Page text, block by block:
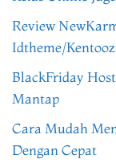
Review
Idtheme/Kentooz
BlackFriday
Mantap
Cara Mudah
Dengan Cepat